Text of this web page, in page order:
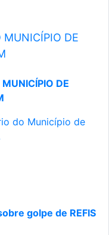
MUNICÍPIO DE
DE
do Município de
golpe de REFIS